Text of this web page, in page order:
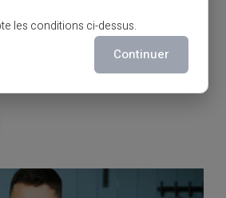
gratuite sans compte, ça
parce que votre banque vous
carte que vo...
les conditions ci-dessus.
Continuer